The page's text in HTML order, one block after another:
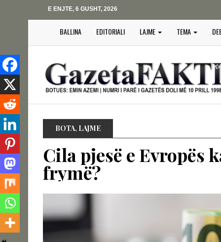
E ENJTE, 6 GUSHT, 2026
BALLINA EDITORIALI LAJME TEMA
BOTA, LAJME
Cila pjesë e Evropës
frymë?